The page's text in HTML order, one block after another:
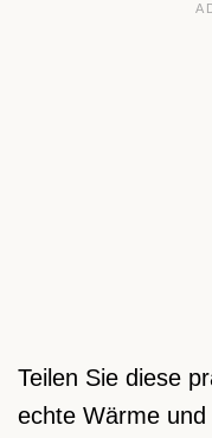
Teilen Sie diese
echte Wärme